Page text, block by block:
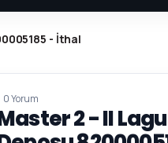
- İthal
0 Yorum
2 - II